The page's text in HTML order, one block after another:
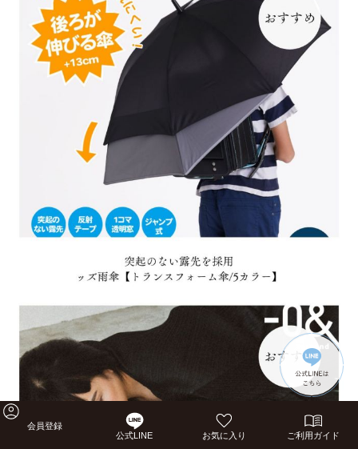
会員登録
公式LINE
お気に入り ご利用ガイド